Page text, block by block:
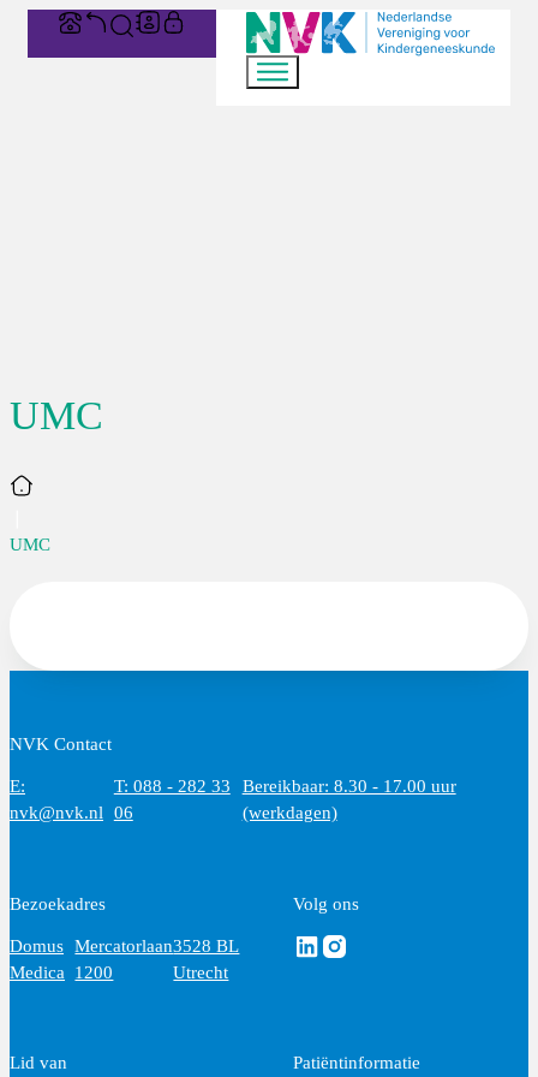
UMC
Home
UMC
NVK Contact
E:
nvk@nvk.nl
T: 088 - 282 33
06
Bereikbaar: 8.30 - 17.00 uur
(werkdagen)
Bezoekadres
Domus
Medica
Mercatorlaan
1200
3528 BL
Utrecht
Volg ons
Volg ons via Linkedin
Volg ons via Instagram
Lid van Patiëntinformatie